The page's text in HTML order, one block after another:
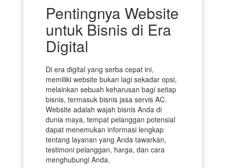
Pentingnya Website
untuk Bisnis di Era
Digital
Di era digital yang serba cepat ini,
memiliki website bukan lagi sekadar opsi,
melainkan sebuah keharusan bagi setiap
bisnis, termasuk bisnis jasa servis AC.
Website adalah wajah bisnis Anda di
dunia maya, tempat pelanggan potensial
dapat menemukan informasi lengkap
tentang layanan yang Anda tawarkan,
testimoni pelanggan, harga, dan cara
menghubungi Anda.